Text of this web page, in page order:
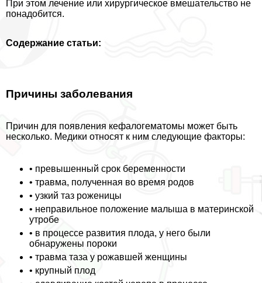
При этом лечение или хирургическое вмешательство не
понадобится.
Содержание статьи:
Причины заболевания
Причин для появления кефалогематомы может быть
несколько. Медики относят к ним следующие факторы:
• превышенный срок беременности
• травма, полученная во время родов
• узкий таз роженицы
• неправильное положение малыша в материнской
утробе
• в процессе развития плода, у него были
обнаружены пороки
• травма таза у рожавшей женщины
• крупный плод